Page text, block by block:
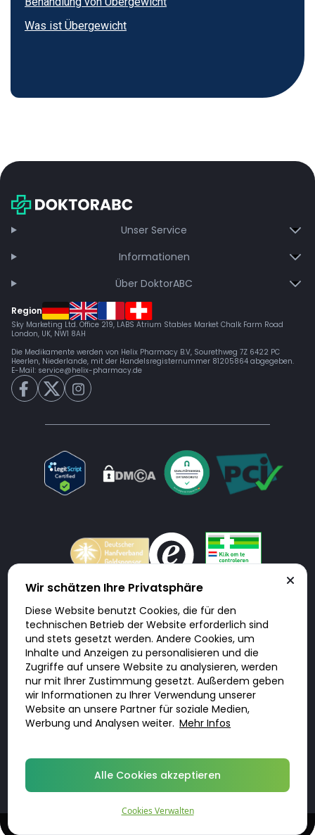
Was ist Übergewicht
Unser Service
Informationen
Über DoktorABC
Region
Sky Marketing Ltd. Office 219, LABS Atrium Stables Market Chalk Farm Road
London, UK, NW1 8AH
Die Medikamente werden von Helix Pharmacy B.V, Sourethweg 7Z 6422 PC
Heerlen, Niederlande, mit der Handelsregisternummer 81205864 abgegeben.
E-Mail: service@helix-pharmacy.de
Doktorabc.com ist eine Vermittlungsplattform. Doktorabc ist ausdrücklich
keine Internetapotheke. Doktorabc bietet keine Medikamente oder
sonstige Produkte an oder liefert diese. Jegliche Informationen zu
Produkten, Medikamenten und Preisen auf der Internetseite beinhalten
kein Angebot von Doktorabc an Sie. Für die Einhaltung der in Ihrem Land
geltenden Gesetze und sonstigen Rechtsvorschriften sind Sie als Nutzer
selbst verantwortlich. Die Nutzung unseres Services auf Doktorabc durch
Sie erfolgt auf eigenes Risiko und in eigener Verantwortung. Sie erklären,
diese Internetseite aus eigener Initiative zu besuchen und zu nutzen.
Wir schätzen Ihre Privatsphäre
Diese Website benutzt Cookies, die für den
technischen Betrieb der Website erforderlich sind
und stets gesetzt werden. Andere Cookies, um
Inhalte und Anzeigen zu personalisieren und die
Zugriffe auf unsere Website zu analysieren, werden
nur mit Ihrer Zustimmung gesetzt. Außerdem geben
wir Informationen zu Ihrer Verwendung unserer
Website an unsere Partner für soziale Medien,
Werbung und Analysen weiter. Mehr Infos
Alle Cookies akzeptieren
Cookies Verwalten